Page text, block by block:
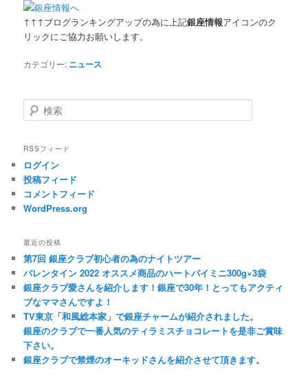
↑↑↑ブログランキングアップの為に上記銀座情報アイコンのク
リックにご協力お願いします。
カテゴリー: ニュース
検索
RSSフィード
ログイン
投稿フィード
コメントフィード
WordPress.org
最近の投稿
第7回 銀座クラブ初心者の為のナイトツアー
バレンタイン 2022 オススメ商品のハートパイミニ300g×3袋
銀座クラブ愛さんを紹介します！銀座で30年！とってもアクティ
ブなママさんですよ！
TV東京「和風総本家」で銀座チャームが紹介されました。
銀座のクラブで一番人気のティラミスチョコレートを是非ご賞味
下さい。
銀座クラブで禁煙のオーキッドさんを紹介させて頂きます。